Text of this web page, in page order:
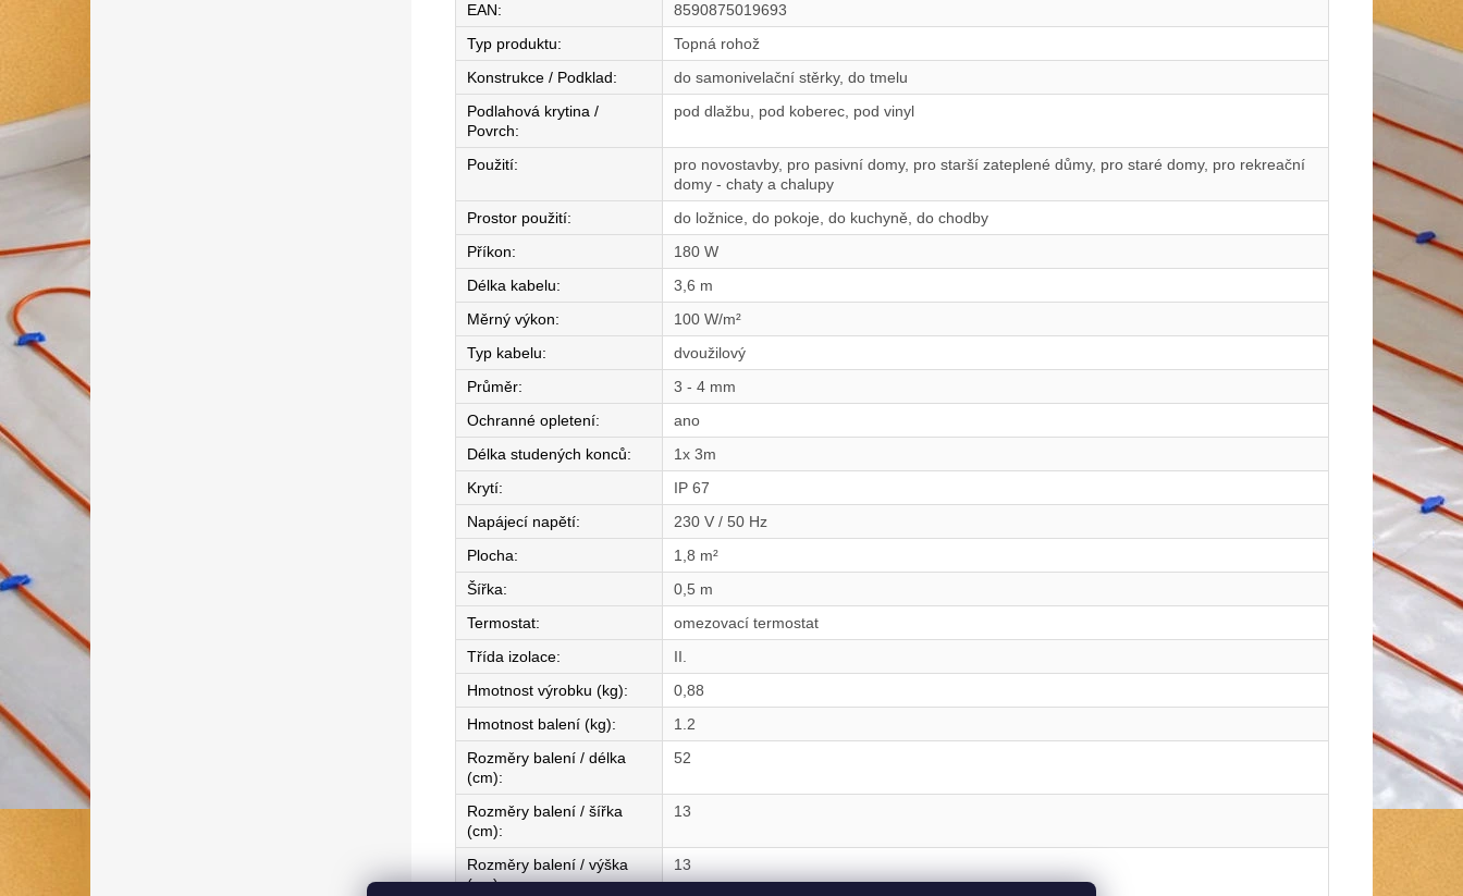
EAN:
8590875019693
Typ produktu:
Topná rohož
Konstrukce / Podklad:
do samonivelační stěrky, do tmelu
Podlahová krytina /
Povrch:
pod dlažbu, pod koberec, pod vinyl
Použití:
pro novostavby, pro pasivní domy, pro starší zateplené důmy, pro staré domy, pro rekreační
domy - chaty a chalupy
Prostor použití:
do ložnice, do pokoje, do kuchyně, do chodby
Příkon:
180 W
Délka kabelu:
3,6 m
Měrný výkon:
100 W/m²
Typ kabelu:
dvoužilový
Průměr:
3 - 4 mm
Ochranné opletení:
ano
Délka studených konců:
1x 3m
Krytí:
IP 67
Napájecí napětí:
230 V / 50 Hz
Plocha:
1,8 m²
Šířka:
0,5 m
Termostat:
omezovací termostat
Třída izolace:
II.
Hmotnost výrobku (kg):
0,88
Hmotnost balení (kg):
1.2
Rozměry balení / délka
(cm):
52
Rozměry balení / šířka
(cm):
13
Rozměry balení / výška
(cm):
13